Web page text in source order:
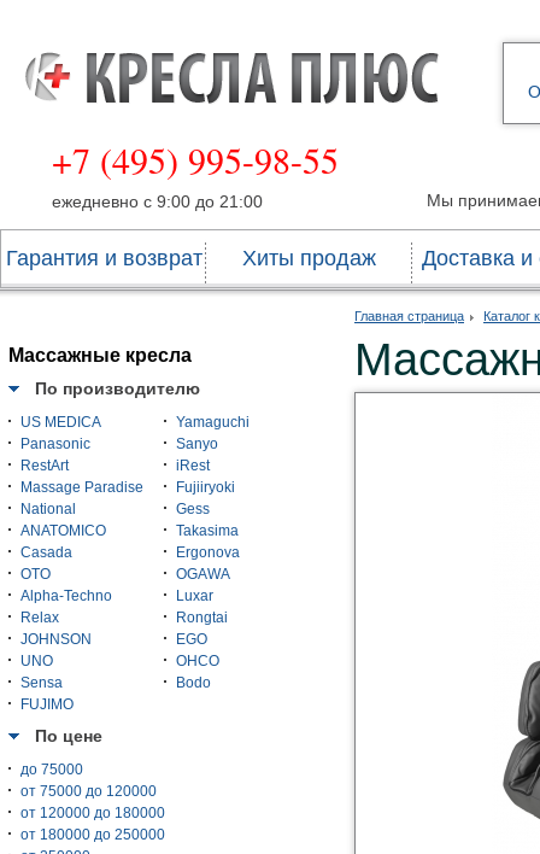
+7 (495) 995-98-55
ежедневно с 9:00 до 21:00 Мы
Гарантия и возврат Хиты продаж Доставка и
Массажные кресла
По производителю
US MEDICA
Yamaguchi
Panasonic
Sanyo
RestArt
iRest
Massage Paradise
Fujiiryoki
National
Gess
ANATOMICO
Takasima
Casada
Ergonova
OTO
OGAWA
Alpha-Techno
Luxar
Relax
Rongtai
JOHNSON
EGO
UNO
OHCO
Sensa
Bodo
FUJIMO
По цене
до 75000
от 75000 до 120000
от 120000 до 180000
от 180000 до 250000
Главная страница Каталог